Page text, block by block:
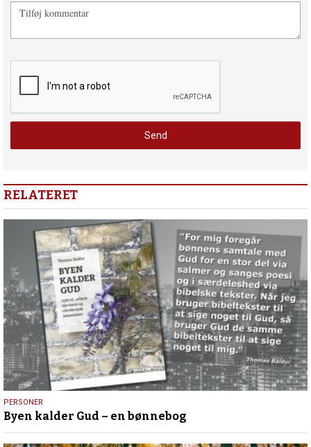
RELATERET
19.
september
2025
PERSONER
Byen kalder Gud – en bønnebog